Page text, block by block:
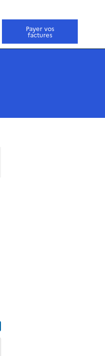
Payer vos
factures